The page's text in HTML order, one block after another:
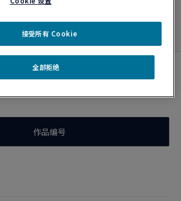
作品编号
全部拒绝
接受所有 Cookie